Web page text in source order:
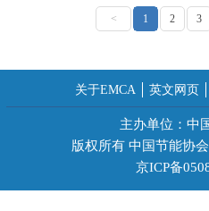
< 1 2 3
关于EMCA 英文网页
主办单位：中
版权所有 中国节能协
京ICP备